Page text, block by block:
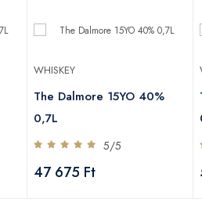
WHISKEY
The Dalmore 15YO 40%
0,7L
5/5
47 675 Ft